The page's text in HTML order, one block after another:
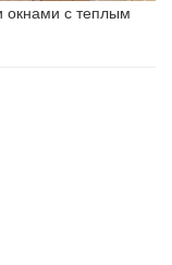
окнами с теплым